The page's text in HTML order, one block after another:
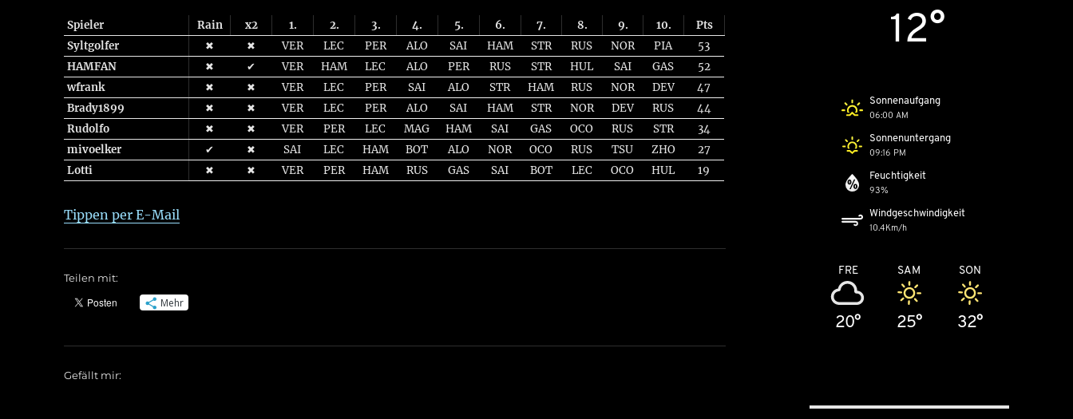
Spieler Rain x2 1. 2. 3. 4. 5. 6. 7. 8. 9. 10.
Pts
Syltgolfer
✖ ✖ VER LEC PER ALO SAI HAM STR RUS NOR PIA
53
HAMFAN
✖ ✔ VER HAM LEC ALO PER RUS STR HUL SAI GAS
52
wfrank
✖ ✖ VER LEC PER SAI ALO STR HAM RUS NOR DEV
47
Brady1899
✖ ✖ VER LEC PER ALO SAI HAM STR NOR DEV RUS
44
Rudolfo
✖ ✖ VER PER LEC MAG HAM SAI GAS OCO RUS STR
34
mivoelker
✔ ✖ SAI LEC HAM BOT ALO NOR OCO RUS TSU ZHO
27
Lotti
✖ ✖ VER PER HAM RUS GAS SAI BOT LEC OCO HUL 19
Tippen per E-Mail
Teilen mit:
Mehr
Gefällt mir:
12°
Sonnenaufgang
06:00 AM
Sonnenuntergang
09:16 PM
Feuchtigkeit
93%
Windgeschwindigkeit
10.4Km/h
FRE
20°
SAM
25°
SON
32°